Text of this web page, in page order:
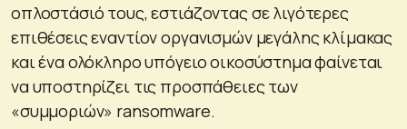
οπλοστάσιό τους, εστιάζοντας σε λιγότερες
επιθέσεις εναντίον οργανισμών μεγάλης κλίμακας
και ένα ολόκληρο υπόγειο οικοσύστημα φαίνεται
να υποστηρίζει τις προσπάθειες των
«συμμοριών» ransomware.